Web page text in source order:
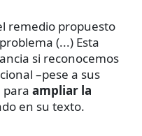
remedio propuesto
(...) Esta
si reconocemos
–pese a sus
para ampliar la
en su texto.